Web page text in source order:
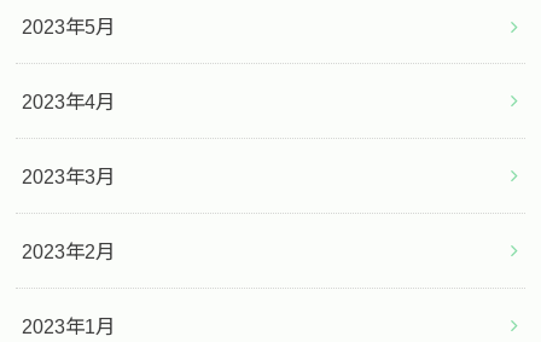
2023年5月
2023年4月
2023年3月
2023年2月
2023年1月